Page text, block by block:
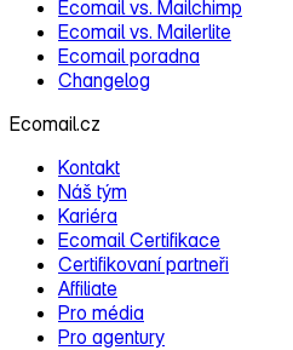
Ecomail vs. Mailchimp
Ecomail vs. Mailerlite
Ecomail poradna
Changelog
Ecomail.cz
Kontakt
Náš tým
Kariéra
Ecomail Certifikace
Certifikovaní partneři
Affiliate
Pro média
Pro agentury